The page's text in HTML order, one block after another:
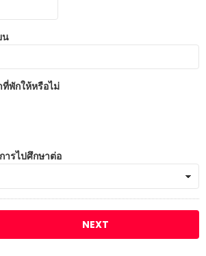
น
พักให้หรือไม่
ารไปศึกษาต่อ